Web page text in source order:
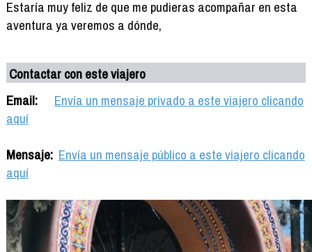
Estaría muy feliz de que me pudieras acompañar en esta
aventura ya veremos a dónde,
Contactar con este viajero
Email:
Envía un mensaje privado a este viajero clicando
aquí
Mensaje: Envía un mensaje público a este viajero clicando
aquí